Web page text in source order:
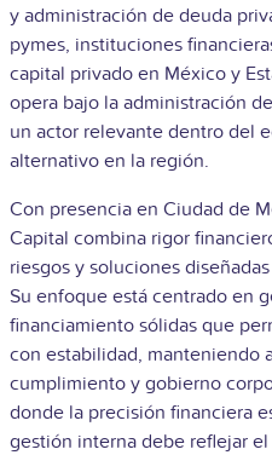
y administración de deuda
pymes, instituciones
capital privado en México y
opera bajo la administración
un actor relevante dentro del
alternativo en la región.
Con presencia en Ciudad de
Capital combina rigor
riesgos y soluciones
Su enfoque está centrado en
financiamiento sólidas que
con estabilidad, manteniendo
cumplimiento y gobierno
donde la precisión financiera
gestión interna debe reflejar